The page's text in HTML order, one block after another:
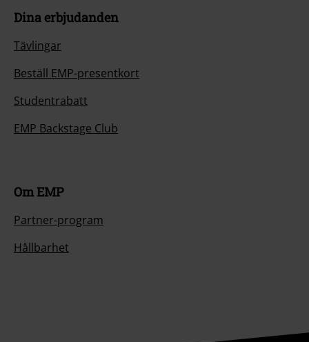
Dina erbjudanden
Tävlingar
Beställ EMP-presentkort
Studentrabatt
EMP Backstage Club
Om EMP
Partner-program
Hållbarhet